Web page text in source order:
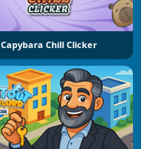
Capybara Chill Clicker